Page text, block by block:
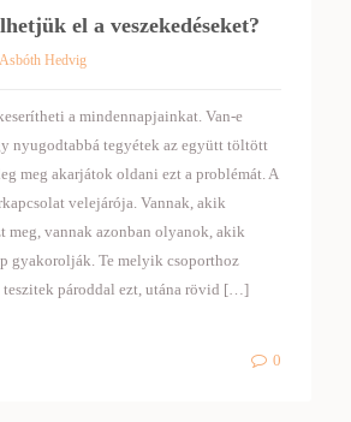
el a veszekedéseket?
Hedvig
a mindennapjainkat. Van-e
nyugodtabbá tegyétek az együtt töltött
meg akarjátok oldani ezt a problémát. A
velejárója. Vannak, akik
meg, vannak azonban olyanok, akik
gyakorolják. Te melyik csoporthoz
teszitek pároddal ezt, utána rövid […]
0